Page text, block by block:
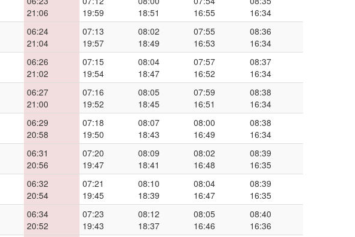
21:06
19:59
18:51
16:55
16:34
06:24
21:04
07:13
19:57
08:02
18:49
07:55
16:53
08:36
16:34
06:26
21:02
07:15
19:54
08:04
18:47
07:57
16:52
08:37
16:34
06:27
21:00
07:16
19:52
08:05
18:45
07:59
16:51
08:38
16:34
06:29
20:58
07:18
19:50
08:07
18:43
08:00
16:49
08:38
16:34
06:31
20:56
07:20
19:47
08:09
18:41
08:02
16:48
08:39
16:35
06:32
20:54
07:21
19:45
08:10
18:39
08:04
16:47
08:39
16:35
06:34
20:52
07:23
19:43
08:12
18:37
08:05
16:46
08:40
16:36